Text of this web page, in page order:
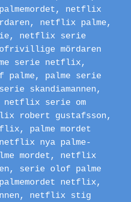
netflix
netflix palme,
netflix serie
ofrivillige mördaren
serie netflix,
palme serie
skandiamannen,
serie om
robert gustafsson,
palme mordet
nya palme-
mordet, netflix
serie olof palme
netflix,
netflix stig